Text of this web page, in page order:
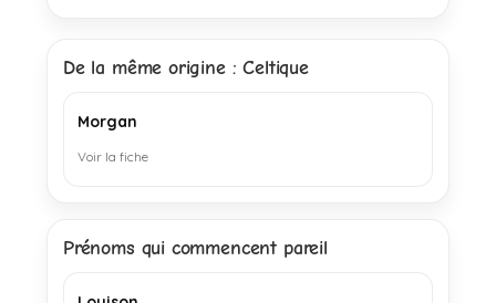
De la même origine : Celtique
Morgan
Voir la fiche
Prénoms qui commencent pareil